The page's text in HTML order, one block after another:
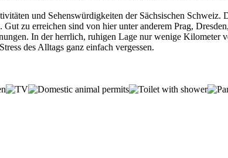
und Sehenswürdigkeiten der Sächsischen
zu erreichen sind von hier unter anderem Prag,
In der herrlich, ruhigen Lage nur wenige Kilometer
des Alltags ganz einfach vergessen.